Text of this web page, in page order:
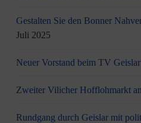
Gestalten Sie den Bonner
Juli 2025
Neuer Vorstand beim TV Geislar
Zweiter Vilicher Hofflohmarkt
Rundgang durch Geislar mit